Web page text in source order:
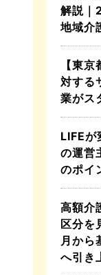
解説｜
地域介
【東
対する
業がス
LIFEが
の運営
のポイ
高額介
区分を
月か
へ引き